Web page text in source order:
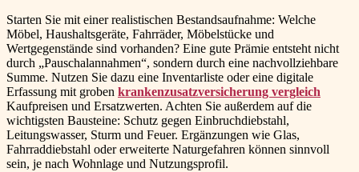
Starten Sie mit einer realistischen Bestandsaufnahme: Welche
Möbel, Haushaltsgeräte, Fahrräder, Möbelstücke und
Wertgegenstände sind vorhanden? Eine gute Prämie entsteht nicht
durch „Pauschalannahmen“, sondern durch eine nachvollziehbare
Summe. Nutzen Sie dazu eine Inventarliste oder eine digitale
Erfassung mit groben krankenzusatzversicherung vergleich
Kaufpreisen und Ersatzwerten. Achten Sie außerdem auf die
wichtigsten Bausteine: Schutz gegen Einbruchdiebstahl,
Leitungswasser, Sturm und Feuer. Ergänzungen wie Glas,
Fahrraddiebstahl oder erweiterte Naturgefahren können sinnvoll
sein, je nach Wohnlage und Nutzungsprofil.